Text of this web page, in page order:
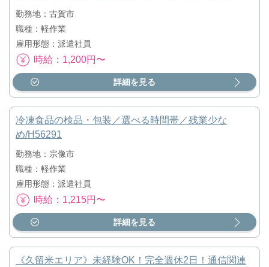
勤務地：古賀市
職種：軽作業
雇用形態：派遣社員
時給：1,200円〜
詳細を見る
冷凍食品の検品・包装／選べる時間帯／残業少な
め/H56291
勤務地：宗像市
職種：軽作業
雇用形態：派遣社員
時給：1,215円〜
詳細を見る
《久留米エリア》未経験OK！完全週休2日！通信関連